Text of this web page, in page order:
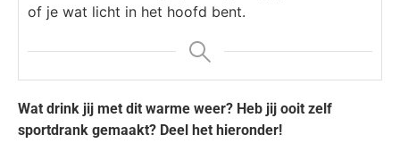
of je wat licht in het hoofd bent.
Wat drink jij met dit warme weer? Heb jij ooit zelf
sportdrank gemaakt? Deel het hieronder!